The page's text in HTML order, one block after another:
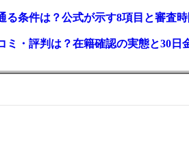
る条件は？公式が示す8項目と審査時
ミ・評判は？在籍確認の実態と30日